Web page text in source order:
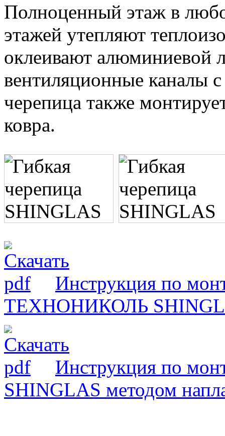
Полноценный этаж в
этажей утепляют
оклеивают алюминиевой
вентиляционные каналы
черепица также
ковра.
Инструкция по
ТЕХНОНИКОЛЬ
Инструкция по
SHINGLAS методом